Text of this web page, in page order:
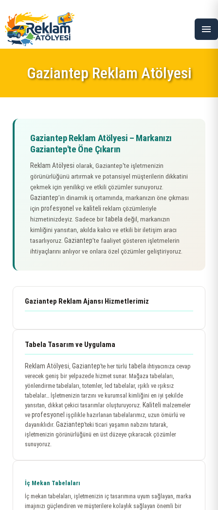
menu
Gaziantep Reklam Atölyesi
Gaziantep Reklam Atölyesi – Markanızı
Gaziantep'te Öne Çıkarın
Reklam Atölyesi olarak, Gaziantep'te işletmenizin
görünürlüğünü artırmak ve potansiyel müşterilerin dikkatini
çekmek için yenilikçi ve etkili çözümler sunuyoruz.
Gaziantep’in dinamik iş ortamında, markanızın öne çıkması
için profesyonel ve kaliteli reklam çözümleriyle
hizmetinizdeyiz. Sadece bir tabela değil, markanızın
kimliğini yansıtan, akılda kalıcı ve etkili bir iletişim aracı
tasarlıyoruz. Gaziantep’te faaliyet gösteren işletmelerin
ihtiyaçlarını anlıyor ve onlara özel çözümler geliştiriyoruz.
Gaziantep Reklam Ajansı Hizmetlerimiz
Tabela Tasarım ve Uygulama
Reklam Atölyesi, Gaziantep’te her türlü tabela ihtiyacınıza cevap
verecek geniş bir yelpazede hizmet sunar. Mağaza tabelaları,
yönlendirme tabelaları, totemler, led tabelalar, ışıklı ve ışıksız
tabelalar… İşletmenizin tarzını ve kurumsal kimliğini en iyi şekilde
yansıtan, dikkat çekici tasarımlar oluşturuyoruz. Kaliteli malzemeler
ve profesyonel işçilikle hazırlanan tabelalarımız, uzun ömürlü ve
dayanıklıdır. Gaziantep’teki ticari yaşamın nabzını tutarak,
işletmenizin görünürlüğünü en üst düzeye çıkaracak çözümler
sunuyoruz.
İç Mekan Tabelaları
İç mekan tabelaları, işletmenizin iç tasarımına uyum sağlayan, marka
imajınızı güçlendiren ve müşterilere kolaylık sağlayan önemli bir